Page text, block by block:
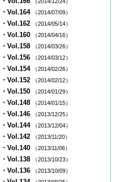
・Vol.164 （2014/07/09）
・Vol.162 （2014/05/14）
・Vol.160 （2014/04/16）
・Vol.158 （2014/03/26）
・Vol.156 （2014/03/12）
・Vol.154 （2014/02/26）
・Vol.152 （2014/02/12）
・Vol.150 （2014/01/29）
・Vol.148 （2014/01/15）
・Vol.146 （2013/12/25）
・Vol.144 （2013/12/04）
・Vol.142 （2013/11/20）
・Vol.140 （2013/11/06）
・Vol.138 （2013/10/23）
・Vol.136 （2013/10/09）